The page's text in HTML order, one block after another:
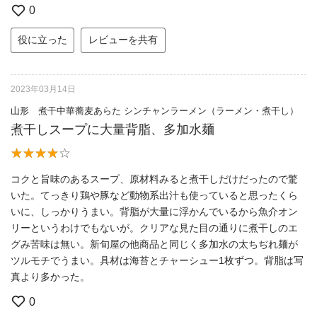
0
役に立った レビューを共有
2023年03月14日
山形 煮干中華蕎麦あらた シンチャンラーメン（ラーメン・煮干し）
煮干しスープに大量背脂、多加水麺
コクと旨味のあるスープ、原材料みると煮干しだけだったので驚
いた。てっきり鶏や豚など動物系出汁も使っていると思ったくら
いに、しっかりうまい。背脂が大量に浮かんでいるから魚介オン
リーというわけでもないが。クリアな見た目の通りに煮干しのエ
グみ苦味は無い。新旬屋の他商品と同じく多加水の太ちぢれ麺が
ツルモチでうまい。具材は海苔とチャーシュー1枚ずつ。背脂は写
真より多かった。
0